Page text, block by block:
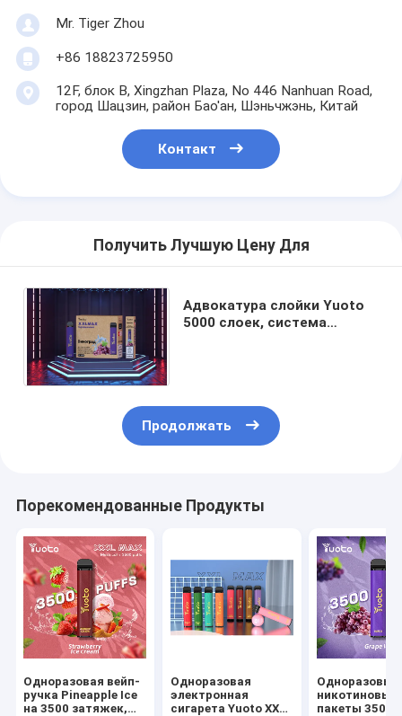
Mr. Tiger Zhou
+86 18823725950
12F, блок B, Xingzhan Plaza, No 446 Nanhuan Road,
город Шацзин, район Бао'ан, Шэньчжэнь, Китай
Контакт
Получить Лучшую Цену Для
Адвокатура слойки Yuoto
5000 слоек, система
Продолжать
Порекомендованные Продукты
Одноразовая вейп-
ручка Pineapple Ice
на 3500 затяжек,
Одноразовая
электронная
сигарета Yuoto XXL
Одноразовые
никотиновые
пакеты 3500